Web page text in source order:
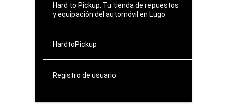
Hard to Pickup. Tu tienda de repuestos
y equipación del automóvil en Lugo.
HardtoPickup
Registro de usuario